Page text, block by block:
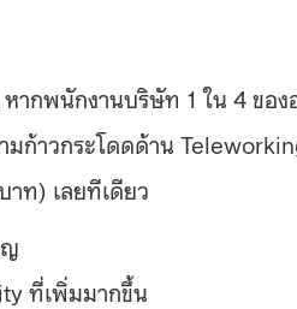
กพนักงานบริษัท 1 ใน 4 ของ
าวกระโดดด้าน
ท) เลยทีเดียว
ที่เพิ่มมากขึ้น